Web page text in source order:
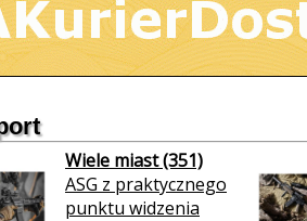
Wiele miast (351)
ASG z praktycznego
punktu widzenia